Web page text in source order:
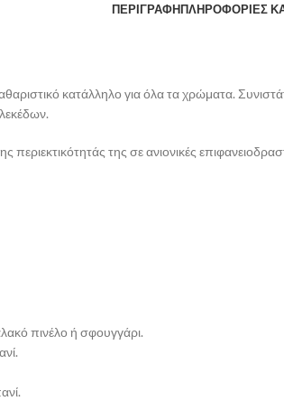
ΠΕΡΙΓΡΑΦΉΠΛΗΡΟΦΟΡΊΕΣ
κατάλληλο για όλα τα χρώματα.
της σε ανιονικές
πινέλο ή σφουγγάρι.